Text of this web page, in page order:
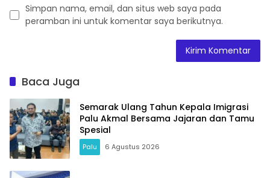
Simpan nama, email, dan situs web saya pada
peramban ini untuk komentar saya berikutnya.
Baca Juga
Semarak Ulang Tahun Kepala Imigrasi
Palu Akmal Bersama Jajaran dan Tamu
Spesial
Palu 6 Agustus 2026